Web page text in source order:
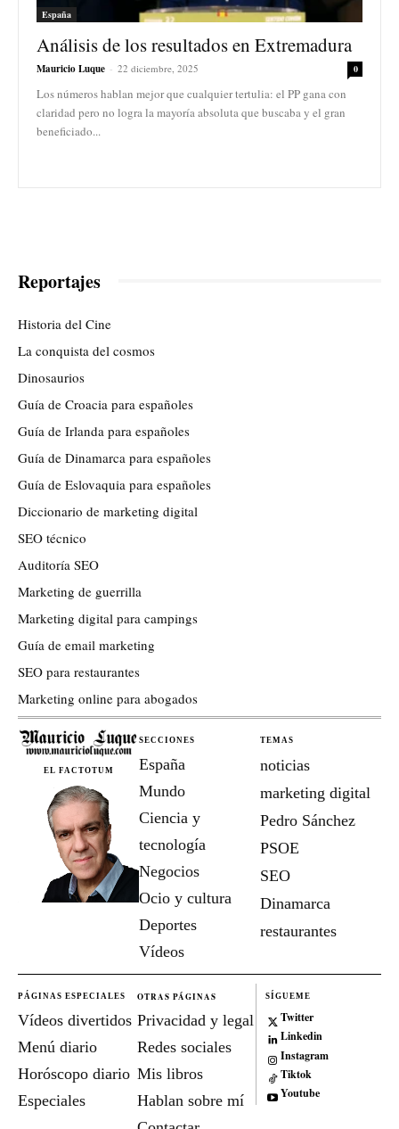
España
Análisis de los resultados en Extremadura
Mauricio Luque - 22 diciembre, 2025 0
Los números hablan mejor que cualquier tertulia: el PP gana con
claridad pero no logra la mayoría absoluta que buscaba y el gran
beneficiado...
Reportajes
Historia del Cine
La conquista del cosmos
Dinosaurios
Guía de Croacia para españoles
Guía de Irlanda para españoles
Guía de Dinamarca para españoles
Guía de Eslovaquia para españoles
Diccionario de marketing digital
SEO técnico
Auditoría SEO
Marketing de guerrilla
Marketing digital para campings
Guía de email marketing
SEO para restaurantes
Marketing online para abogados
EL FACTOTUM
SECCIONES
España
Mundo
Ciencia y
tecnología
Negocios
Ocio y cultura
Deportes
Vídeos
TEMAS
noticias
marketing digital
Pedro Sánchez
PSOE
SEO
Dinamarca
restaurantes
PÁGINAS ESPECIALES
Vídeos divertidos
Menú diario
Horóscopo diario
Especiales
OTRAS PÁGINAS
Privacidad y legal
Redes sociales
Mis libros
Hablan sobre mí
SÍGUEME
Twitter
Linkedin
Instagram
Tiktok
Youtube